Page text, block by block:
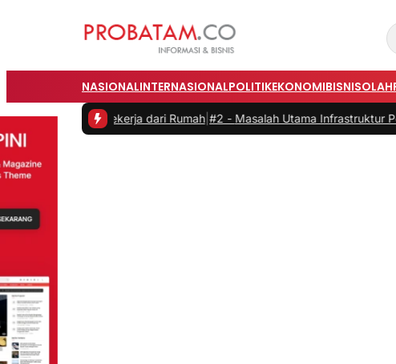
NASIONALINTERNASIONALPOLITIKEKONOMIBISNIS
saat Bekerja dari Rumah|#2 -Masalah Utama Infrastruktur